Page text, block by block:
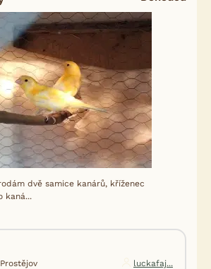
dvě samice kanárů, kříženec
kaná...
luckafaj...